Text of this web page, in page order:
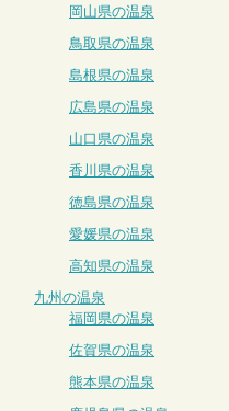
岡山県の温泉
鳥取県の温泉
島根県の温泉
広島県の温泉
山口県の温泉
香川県の温泉
徳島県の温泉
愛媛県の温泉
高知県の温泉
九州の温泉
福岡県の温泉
佐賀県の温泉
熊本県の温泉